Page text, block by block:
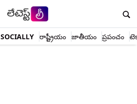
SOCIALLY రాష్ట్రీయం జాతీయం ప్రపంచం